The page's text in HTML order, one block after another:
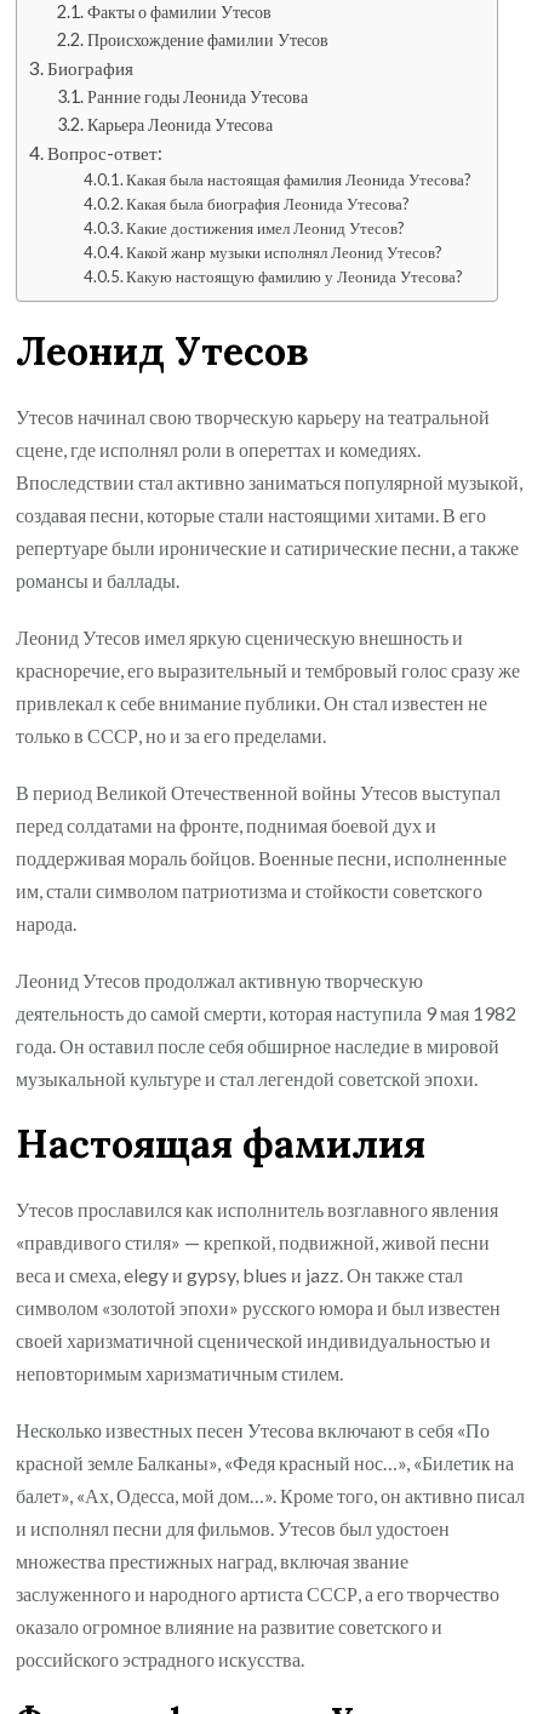
Факты о фамилии Утесов
Происхождение фамилии Утесов
Биография
Ранние годы Леонида Утесова
Карьера Леонида Утесова
Вопрос-ответ:
Какая была настоящая фамилия Леонида Утесова?
Какая была биография Леонида Утесова?
Какие достижения имел Леонид Утесов?
Какой жанр музыки исполнял Леонид Утесов?
Какую настоящую фамилию у Леонида Утесова?
Леонид Утесов
Утесов начинал свою творческую карьеру на театральной
сцене, где исполнял роли в опереттах и комедиях.
Впоследствии стал активно заниматься популярной музыкой,
создавая песни, которые стали настоящими хитами. В его
репертуаре были иронические и сатирические песни, а также
романсы и баллады.
Леонид Утесов имел яркую сценическую внешность и
красноречие, его выразительный и тембровый голос сразу же
привлекал к себе внимание публики. Он стал известен не
только в СССР, но и за его пределами.
В период Великой Отечественной войны Утесов выступал
перед солдатами на фронте, поднимая боевой дух и
поддерживая мораль бойцов. Военные песни, исполненные
им, стали символом патриотизма и стойкости советского
народа.
Леонид Утесов продолжал активную творческую
деятельность до самой смерти, которая наступила 9 мая 1982
года. Он оставил после себя обширное наследие в мировой
музыкальной культуре и стал легендой советской эпохи.
Настоящая фамилия
Утесов прославился как исполнитель возглавного явления
«правдивого стиля» — крепкой, подвижной, живой песни
веса и смеха, elegy и gypsy, blues и jazz. Он также стал
символом «золотой эпохи» русского юмора и был известен
своей харизматичной сценической индивидуальностью и
неповторимым харизматичным стилем.
Несколько известных песен Утесова включают в себя «По
красной земле Балканы», «Федя красный нос…», «Билетик на
балет», «Ах, Одесса, мой дом…». Кроме того, он активно писал
и исполнял песни для фильмов. Утесов был удостоен
множества престижных наград, включая звание
заслуженного и народного артиста СССР, а его творчество
оказало огромное влияние на развитие советского и
российского эстрадного искусства.